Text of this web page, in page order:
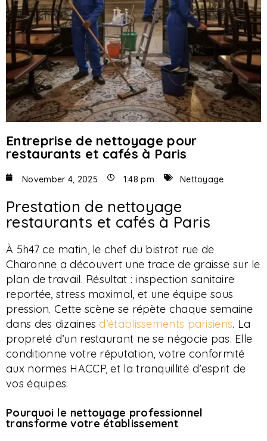
Entreprise de nettoyage pour
restaurants et cafés à Paris
November 4, 2025 1:48 pm Nettoyage
Prestation de nettoyage
restaurants et cafés à Paris
À 5h47 ce matin, le chef du bistrot rue de
Charonne a découvert une trace de graisse sur le
plan de travail. Résultat : inspection sanitaire
reportée, stress maximal, et une équipe sous
pression. Cette scène se répète chaque semaine
dans des dizaines d’établissements parisiens. La
propreté d’un restaurant ne se négocie pas. Elle
conditionne votre réputation, votre conformité
aux normes HACCP, et la tranquillité d’esprit de
vos équipes.
Pourquoi le nettoyage professionnel
transforme votre établissement